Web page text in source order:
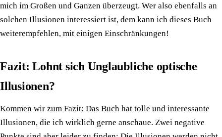
mich im Großen und Ganzen überzeugt. Wer also ebenfalls an
solchen Illusionen interessiert ist, dem kann ich dieses Buch
weiterempfehlen, mit einigen Einschränkungen!
Fazit: Lohnt sich Unglaubliche optische
Illusionen?
Kommen wir zum Fazit: Das Buch hat tolle und interessante
Illusionen, die ich wirklich gerne anschaue. Zwei negative